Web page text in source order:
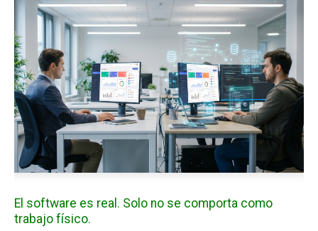
El software es real. Solo no se comporta como
trabajo físico.